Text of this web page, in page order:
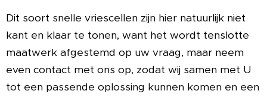
Dit soort snelle vriescellen zijn hier natuurlijk niet
kant en klaar te tonen, want het wordt tenslotte
maatwerk afgestemd op uw vraag, maar neem
even contact met ons op, zodat wij samen met U
tot een passende oplossing kunnen komen en een